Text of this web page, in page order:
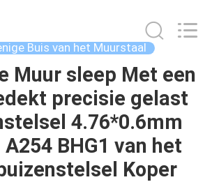
Buis van het Muurstaal
Muur sleep Met een
precisie gelast
4.76*0.6mm
BHG1 van het
Koper